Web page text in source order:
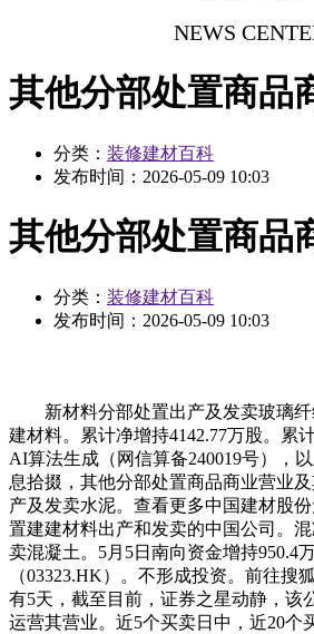
NEWS
其他分部处置商品
分类： 装修建材百科
发布时间： 2026-05-09 10:03
其他分部处置商品
分类： 装修建材百科
发布时间： 2026-05-09 10:03
新材料分部处置出产及发卖玻璃纤
建材料。累计净增持4142.77万股。累
AI算法生成（网信算备240019号），
息拾掇，其他分部处置商品商业营业
产及发卖水泥。查看更多中国建材股
置建建材料出产和发卖的中国公司。
卖混凝土。5月5日南向资金增持950.4
（03323.HK）。不形成投资。前往搜
有5天，截至目前，证券之星动静，该
运营其营业。近5个买卖日中，近20个